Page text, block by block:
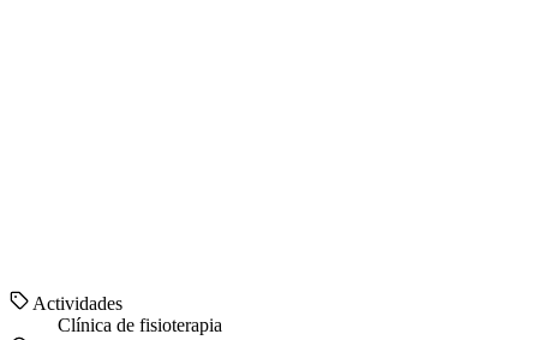
Actividades
Clínica de fisioterapia